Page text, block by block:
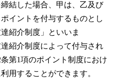
結した場合、甲は、乙及び
イントを付与するものとし
紹介制度」といいま
紹介制度によって付与され
第1項のポイント制度におけ
用することができます。